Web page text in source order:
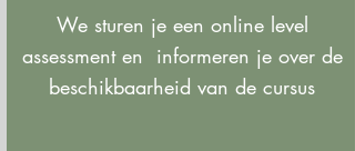
We sturen je een online level
assessment en informeren je over de
beschikbaarheid van de cursus